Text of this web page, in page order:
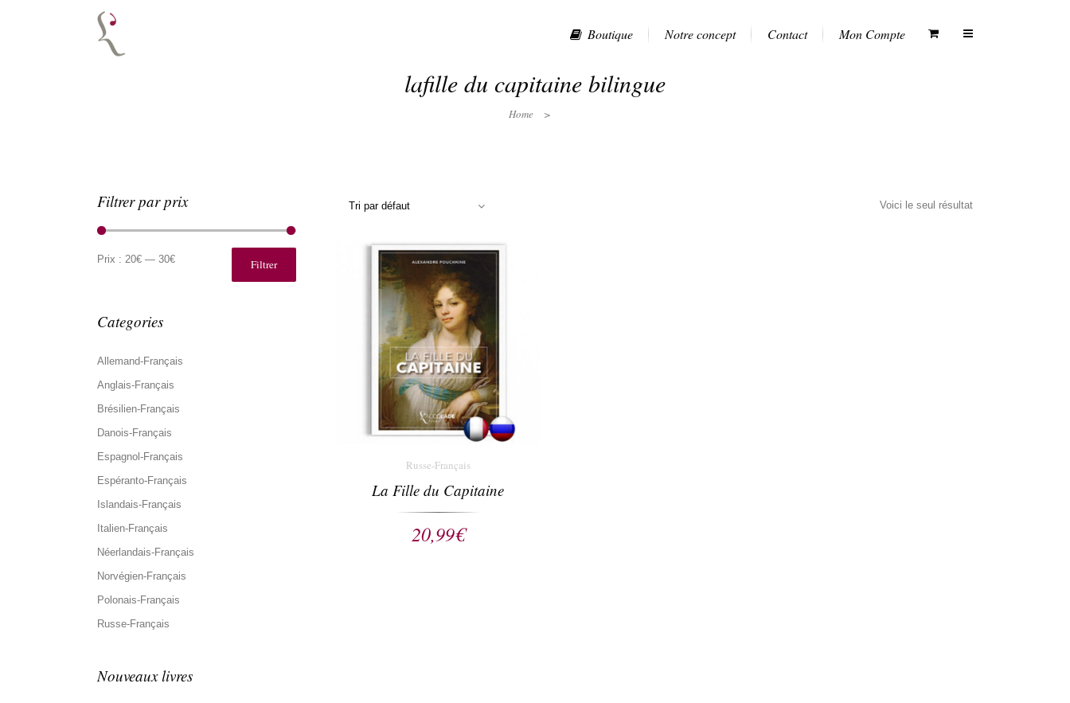
Boutique Notre concept Contact Mon Compte
lafille du capitaine bilingue
Home >
Filtrer par prix
min
max
Filtrer
Prix : 20€ — 30€
Categories
Allemand-Français
Anglais-Français
Brésilien-Français
Danois-Français
Espagnol-Français
Espéranto-Français
Islandais-Français
Italien-Français
Néerlandais-Français
Norvégien-Français
Polonais-Français
Russe-Français
Nouveaux livres
Voici le seul résultat
Tri par défaut
Russe-Français
La Fille du Capitaine
20,99€